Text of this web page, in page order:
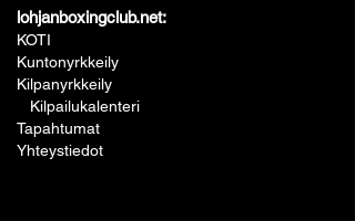
lohjanboxingclub.net:
KOTI
Kuntonyrkkeily
Kilpanyrkkeily
Kilpailukalenteri
Tapahtumat
Yhteystiedot